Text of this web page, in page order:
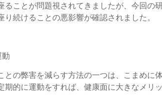
ることが問題視されてきましたが、今回の
り続けることの悪影響が確認されました。
との弊害を減らす方法の一つは、こまめに
期的に運動をすれば、健康面に大きなメリ